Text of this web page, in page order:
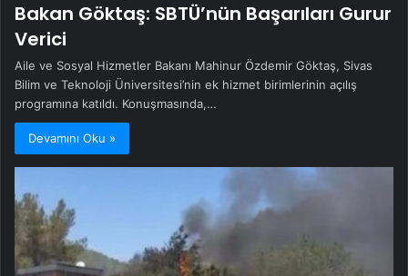
Bakan Göktaş: SBTÜ’nün Başarıları Gurur
Verici
Aile ve Sosyal Hizmetler Bakanı Mahinur Özdemir Göktaş, Sivas
Bilim ve Teknoloji Üniversitesi’nin ek hizmet birimlerinin açılış
programına katıldı. Konuşmasında,…
Devamını Oku »